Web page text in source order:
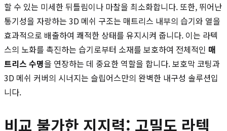
할 수 있는 미세한 뒤틀림이나 마찰을 최소화합니다. 또한, 뛰어난
통기성을 자랑하는 3D 메쉬 구조는 매트리스 내부의 습기와 열을
효과적으로 배출하여 쾌적한 상태를 유지시켜 줍니다. 이는 라텍
스의 노화를 촉진하는 습기로부터 소재를 보호하여 전체적인 매
트리스 수명을 연장하는 데 중요한 역할을 합니다. 보호막 코팅과
3D 메쉬 커버의 시너지는 슬립어스만의 완벽한 내구성 솔루션입
니다.
비교 불가한 지지력: 고밀도 라텍